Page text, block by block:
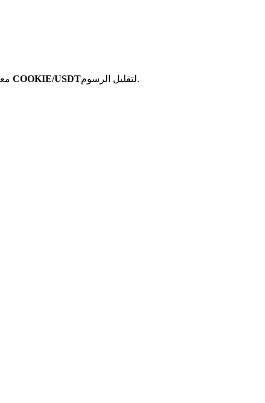
أزواج تداول العملات المستقرة مثل COOKIE/USDT لتقليل الرسوم.